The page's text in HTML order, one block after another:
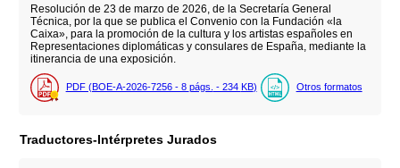
Resolución de 23 de marzo de 2026, de la Secretaría General
Técnica, por la que se publica el Convenio con la Fundación «la
Caixa», para la promoción de la cultura y los artistas españoles en
Representaciones diplomáticas y consulares de España, mediante la
itinerancia de una exposición.
PDF (BOE-A-2026-7256 - 8 págs. - 234 KB) Otros formatos
Traductores-Intérpretes Jurados